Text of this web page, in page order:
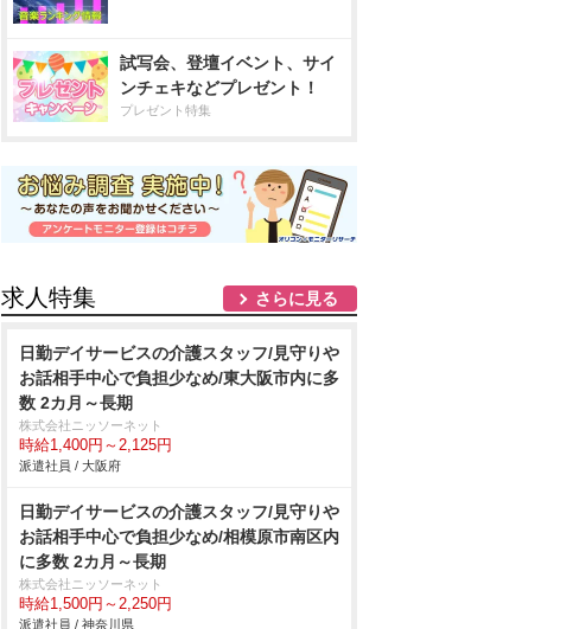
試写会、登壇イベント、サイ
ンチェキなどプレゼント！
プレゼント特集
求人特集 さらに見る
日勤デイサービスの介護スタッフ/見守り
お話相手中心で負担少なめ/東大阪市内に多
数 2カ月～長期
株式会社ニッソーネット
時給1,400円～2,125円
派遣社員 / 大阪府
日勤デイサービスの介護スタッフ/見守り
お話相手中心で負担少なめ/相模原市南区内
に多数 2カ月～長期
株式会社ニッソーネット
時給1,500円～2,250円
派遣社員 / 神奈川県